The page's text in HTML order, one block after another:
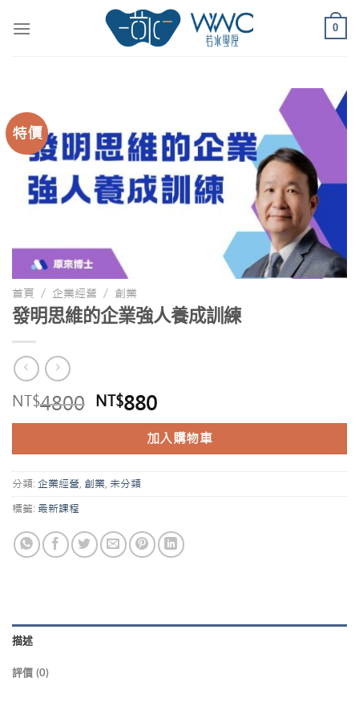
0
特價
首頁 / 企業經營 / 創業
發明思維的企業強人養成訓練
NT$4800 NT$880
加入購物車
分類: 企業經營, 創業, 未分類
標籤: 最新課程
描述
評價 (0)